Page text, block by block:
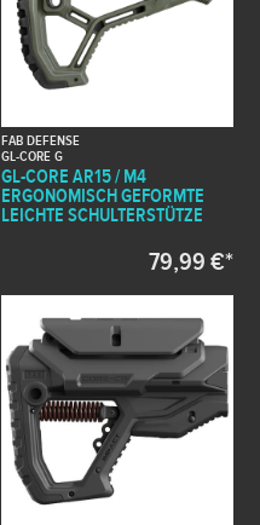
FAB DEFENSE
GL-CORE G
GL-CORE AR15 / M4
ERGONOMISCH GEFORMTE
LEICHTE SCHULTERSTÜTZE
79,99 €*